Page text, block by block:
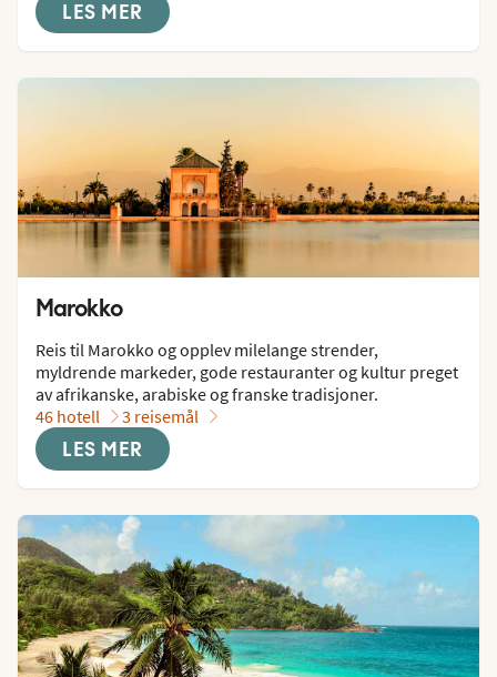
LES MER
Marokko
Reis til Marokko og opplev milelange strender,
myldrende markeder, gode restauranter og kultur preget
av afrikanske, arabiske og franske tradisjoner.
46 hotell
3 reisemål
LES MER